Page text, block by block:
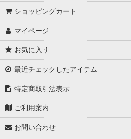
ショッピングカート
マイページ
お気に入り
最近チェックしたアイテム
特定商取引法表示
ご利用案内
お問い合わせ